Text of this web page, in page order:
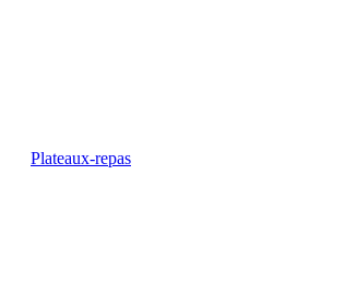
Plateaux-repas